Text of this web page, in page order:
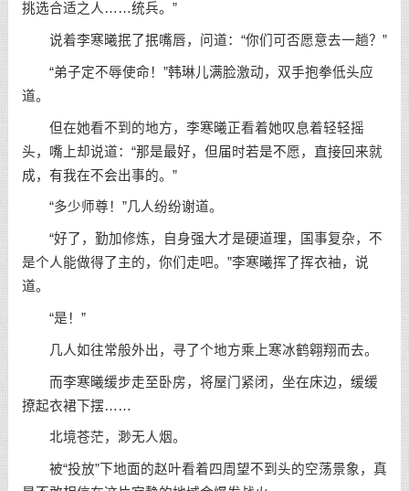
挑选合适之人……统兵。”
说着李寒曦抿了抿嘴唇，问道：“你们可否愿意去一趟？”
“弟子定不辱使命！”韩琳儿满脸激动，双手抱拳低头应
道。
但在她看不到的地方，李寒曦正看着她叹息着轻轻摇
头，嘴上却说道：“那是最好，但届时若是不愿，直接回来就
成，有我在不会出事的。”
“多少师尊！”几人纷纷谢道。
“好了，勤加修炼，自身强大才是硬道理，国事复杂，不
是个人能做得了主的，你们走吧。”李寒曦挥了挥衣袖，说
道。
“是！”
几人如往常般外出，寻了个地方乘上寒冰鹤翱翔而去。
而李寒曦缓步走至卧房，将屋门紧闭，坐在床边，缓缓
撩起衣裙下摆……
北境苍茫，渺无人烟。
被“投放”下地面的赵叶看着四周望不到头的空荡景象，真